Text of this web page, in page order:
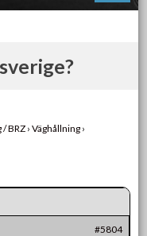
/ BRZ › Väghållning ›
#5804